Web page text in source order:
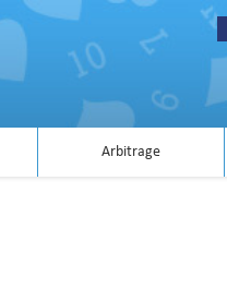
Arbitrage